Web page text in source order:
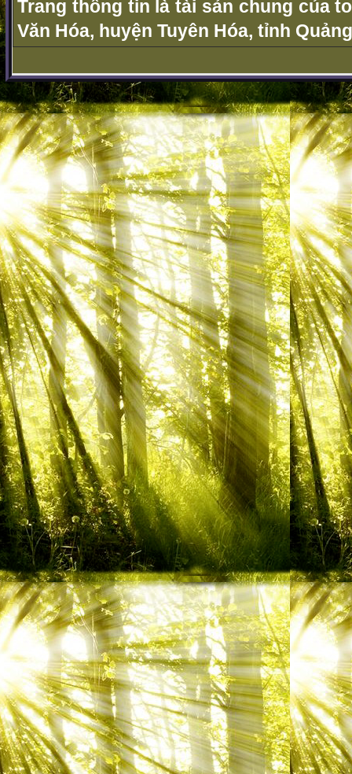
Trang thông tin là tài sản chung của
Văn Hóa, huyện Tuyên Hóa, tỉnh